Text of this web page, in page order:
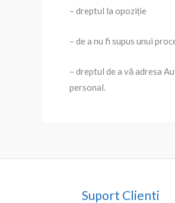
– dreptul la opoziție
– de a nu fi supus unui
– dreptul de a vă adresa
personal.
Suport Clienti